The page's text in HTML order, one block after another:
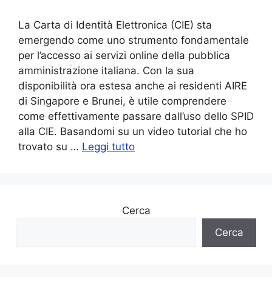
La Carta di Identità Elettronica (CIE) sta
emergendo come uno strumento fondamentale
per l’accesso ai servizi online della pubblica
amministrazione italiana. Con la sua
disponibilità ora estesa anche ai residenti AIRE
di Singapore e Brunei, è utile comprendere
come effettivamente passare dall’uso dello SPID
alla CIE. Basandomi su un video tutorial che ho
trovato su … Leggi tutto
Cerca
Cerca